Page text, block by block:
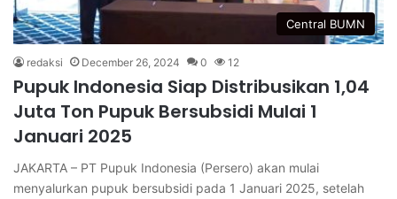
Central BUMN
redaksi December 26, 2024 0 12
Pupuk Indonesia Siap Distribusikan 1,04
Juta Ton Pupuk Bersubsidi Mulai 1
Januari 2025
JAKARTA – PT Pupuk Indonesia (Persero) akan mulai
menyalurkan pupuk bersubsidi pada 1 Januari 2025, setelah